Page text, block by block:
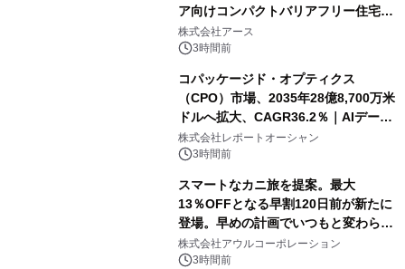
ア向けコンパクトバリアフリー住宅が
誕生
株式会社アース
3時間前
コパッケージド・オプティクス
（CPO）市場、2035年28億8,700万米
ドルへ拡大、CAGR36.2％｜AIデータ
センター・高速光通信需要が成長を加
速
株式会社レポートオーシャン
3時間前
スマートなカニ旅を提案。最大
13％OFFとなる早割120日前が新たに
登場。早めの計画でいつもと変わらぬ
大人の冬旅を。ー夕日ヶ浦温泉「佳松
苑 別邸ふうか」ー
株式会社アウルコーポレーション
3時間前